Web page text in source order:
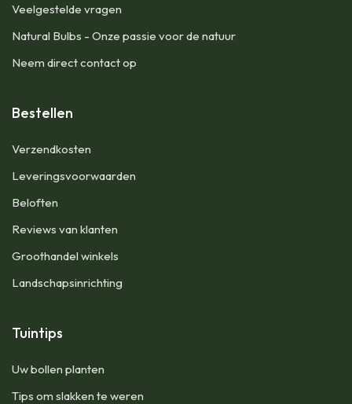
Veelgestelde vragen
Natural Bulbs - Onze passie voor de natuur
Neem direct contact op
Bestellen
​Verzendkosten
Leveringsvoorwaarden
Beloften
Reviews van klanten
Groothandel winkels
Landschapsinrichting
Tuintips
Uw bollen planten
Tips om slakken te weren